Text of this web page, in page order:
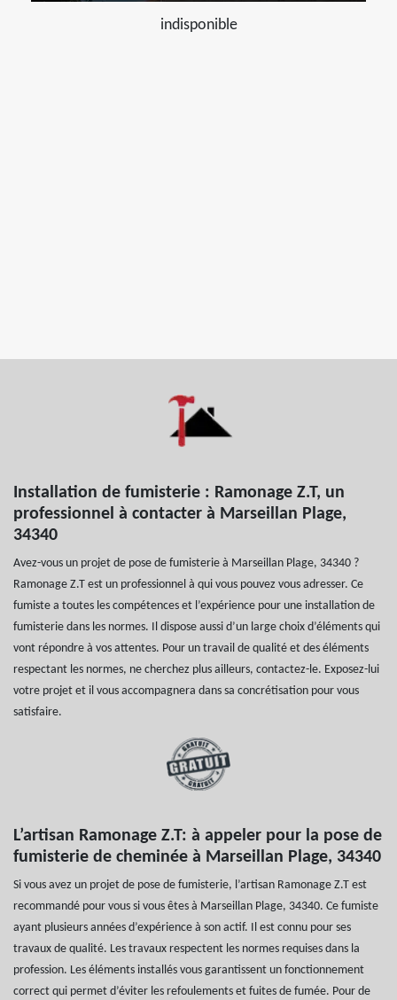
indisponible
Installation de fumisterie : Ramonage Z.T, un
professionnel à contacter à Marseillan Plage,
34340
Avez-vous un projet de pose de fumisterie à Marseillan Plage, 34340 ?
Ramonage Z.T est un professionnel à qui vous pouvez vous adresser. Ce
fumiste a toutes les compétences et l’expérience pour une installation de
fumisterie dans les normes. Il dispose aussi d’un large choix d’éléments qui
vont répondre à vos attentes. Pour un travail de qualité et des éléments
respectant les normes, ne cherchez plus ailleurs, contactez-le. Exposez-lui
votre projet et il vous accompagnera dans sa concrétisation pour vous
satisfaire.
L’artisan Ramonage Z.T: à appeler pour la pose de
fumisterie de cheminée à Marseillan Plage, 34340
Si vous avez un projet de pose de fumisterie, l’artisan Ramonage Z.T est
recommandé pour vous si vous êtes à Marseillan Plage, 34340. Ce fumiste
ayant plusieurs années d’expérience à son actif. Il est connu pour ses
travaux de qualité. Les travaux respectent les normes requises dans la
profession. Les éléments installés vous garantissent un fonctionnement
correct qui permet d’éviter les refoulements et fuites de fumée. Pour de